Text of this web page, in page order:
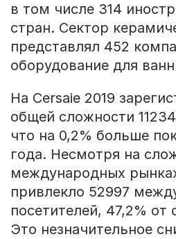
в том числе 314
стран. Сектор
представлял 452
оборудование для
На Cersaie 2019
общей сложности
что на 0,2% больше
года. Несмотря на
международных
привлекло 52997
посетителей, 47,2% от
Это незначительное